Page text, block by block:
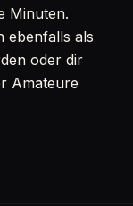
Minuten.
ebenfalls als
oder dir
Amateure